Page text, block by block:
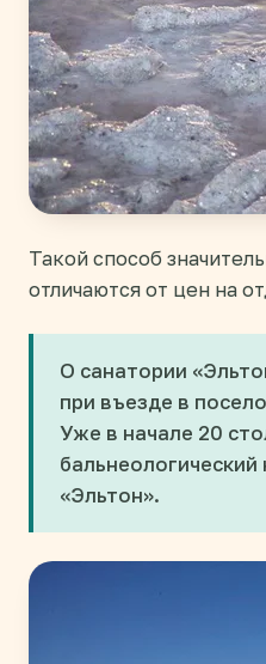
Такой способ
отличаются от цен на
О санатории
при въезде в
Уже в начале 20
«Эльтон».